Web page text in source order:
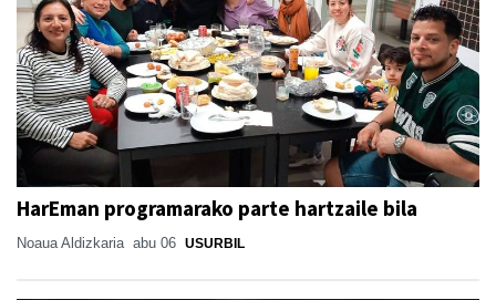
HarEman programarako parte hartzaile bila
Noaua Aldizkaria abu 06 USURBIL